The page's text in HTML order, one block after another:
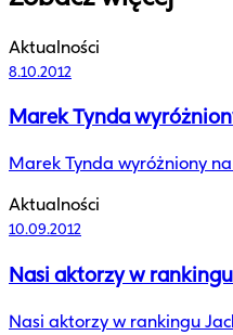
Aktualności
8.10.2012
Marek Tynda
Marek Tynda wyróżniony
Aktualności
10.09.2012
Nasi aktorzy w
Nasi aktorzy w rankingu